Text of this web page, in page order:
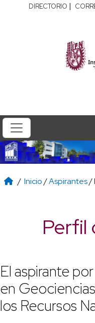
DIRECTORIO |
/ Inicio/Aspirantes/
Perfil
El aspirante
en
los Recursos